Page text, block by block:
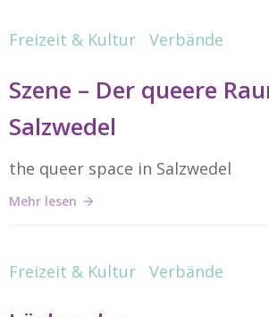
Freizeit & Kultur Verbände
Szene – Der queere
Salzwedel
the queer space in Salzwedel
Mehr lesen
Freizeit & Kultur Verbände